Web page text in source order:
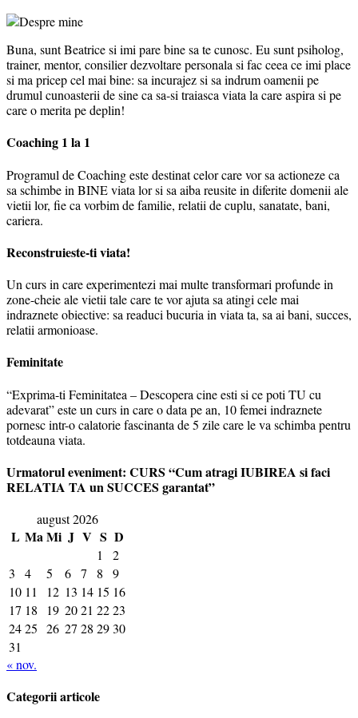
Buna, sunt Beatrice si imi pare bine sa te cunosc. Eu sunt psiholog,
trainer, mentor, consilier dezvoltare personala si fac ceea ce imi place
si ma pricep cel mai bine: sa incurajez si sa indrum oamenii pe
drumul cunoasterii de sine ca sa-si traiasca viata la care aspira si pe
care o merita pe deplin!
Coaching 1 la 1
Programul de Coaching este destinat celor care vor sa actioneze ca
sa schimbe in BINE viata lor si sa aiba reusite in diferite domenii ale
vietii lor, fie ca vorbim de familie, relatii de cuplu, sanatate, bani,
cariera.
Reconstruieste-ti viata!
Un curs in care experimentezi mai multe transformari profunde in
zone-cheie ale vietii tale care te vor ajuta sa atingi cele mai
indraznete obiective: sa readuci bucuria in viata ta, sa ai bani, succes,
relatii armonioase.
Feminitate
“Exprima-ti Feminitatea – Descopera cine esti si ce poti TU cu
adevarat” este un curs in care o data pe an, 10 femei indraznete
pornesc intr-o calatorie fascinanta de 5 zile care le va schimba pentru
totdeauna viata.
Urmatorul eveniment: CURS “Cum atragi IUBIREA si faci
RELATIA TA un SUCCES garantat”
august 2026
L MaMi J V S D
1
2
3
4 5 6 7 8
9
10 11 12 13 14 15 16
17 18 19 2021 2223
2425 26 27 28 2930
31
« nov.
Categorii articole